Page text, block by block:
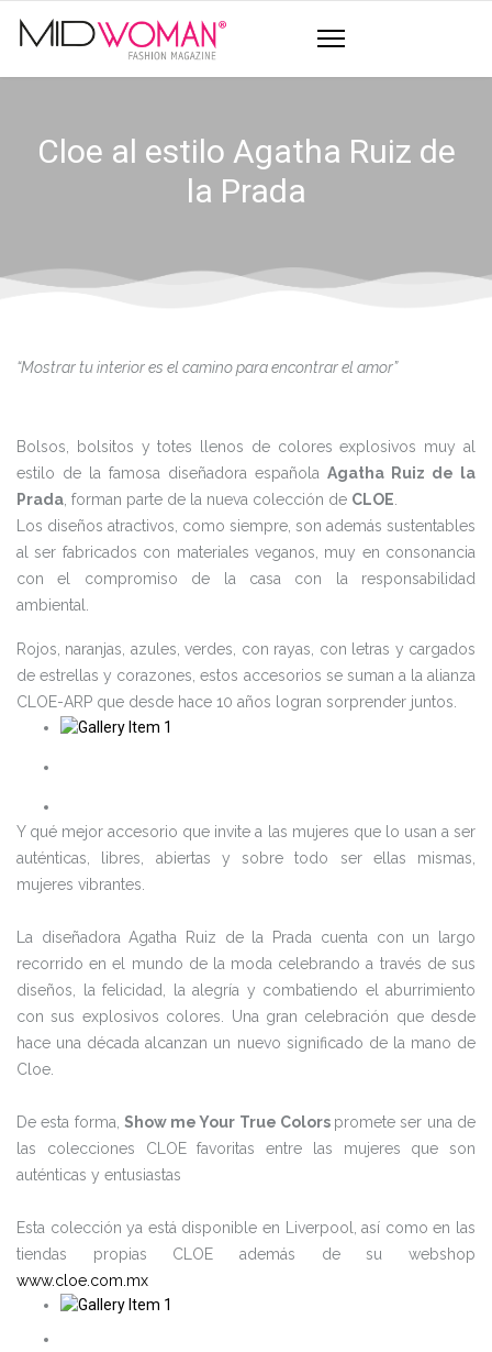
Cloe al estilo Agatha Ruiz de
la Prada
“Mostrar tu interior es el camino para encontrar el amor”
Bolsos, bolsitos y totes llenos de colores explosivos muy al
estilo de la famosa diseñadora española Agatha Ruiz de la
Prada , forman parte de la nueva colección de CLOE
Los diseños atractivos, como siempre, son además sustentables
al ser fabricados con materiales veganos, muy en consonancia
con el compromiso de la casa con la responsabilidad
ambiental.
Rojos, naranjas, azules, verdes, con rayas, con letras y cargados
de estrellas y corazones, estos accesorios se suman a la alianza
CLOE-ARP que desde hace 10 años logran sorprender juntos.
Y qué mejor accesorio que invite a las mujeres que lo usan a ser
auténticas, libres, abiertas y sobre todo ser ellas mismas,
mujeres vibrantes.
La diseñadora Agatha Ruiz de la Prada cuenta con un largo
recorrido en el mundo de la moda celebrando a través de sus
diseños, la felicidad, la alegría y combatiendo el aburrimiento
con sus explosivos colores. Una gran celebración que desde
hace una década alcanzan un nuevo significado de la mano de
Cloe.
De esta forma, Show me Your True Colors promete ser una de
las colecciones CLOE favoritas entre las mujeres que son
auténticas y entusiastas
Esta colección ya está disponible en Liverpool, así como en las
tiendas propias CLOE además de su webshop
www.cloe.com.mx